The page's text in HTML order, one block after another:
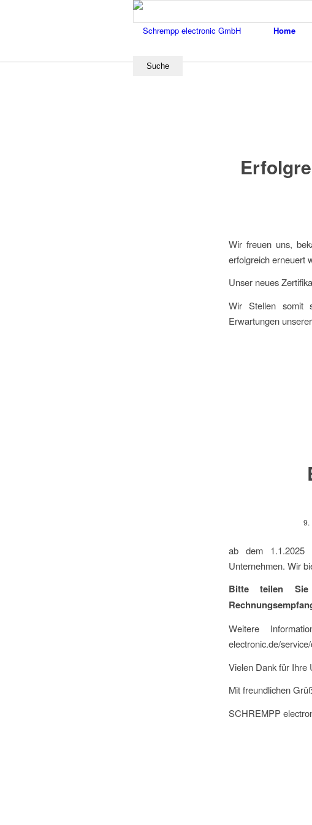
Home
Wir freuen uns,
erfolgreich erneuert
Unser neues
Wir Stellen somit
Erwartungen
9.
ab dem 1.1.2025
Unternehmen. Wir
Bitte teilen Sie
Weitere
electronic.de/
Vielen Dank für Ihre
Mit freundlichen
SCHREMPP